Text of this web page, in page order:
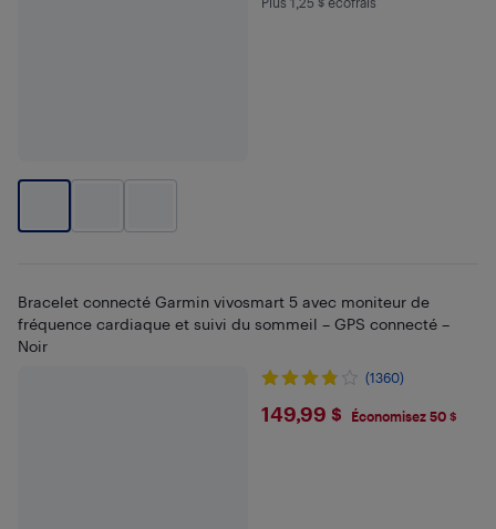
Plus 1.25 $ en écofrais
Bracelet connecté Garmin vivosmart 5 avec moniteur de
fréquence cardiaque et suivi du sommeil – GPS connecté –
Noir
(1360)
$149.99
149,99 $ Économisez 50 $